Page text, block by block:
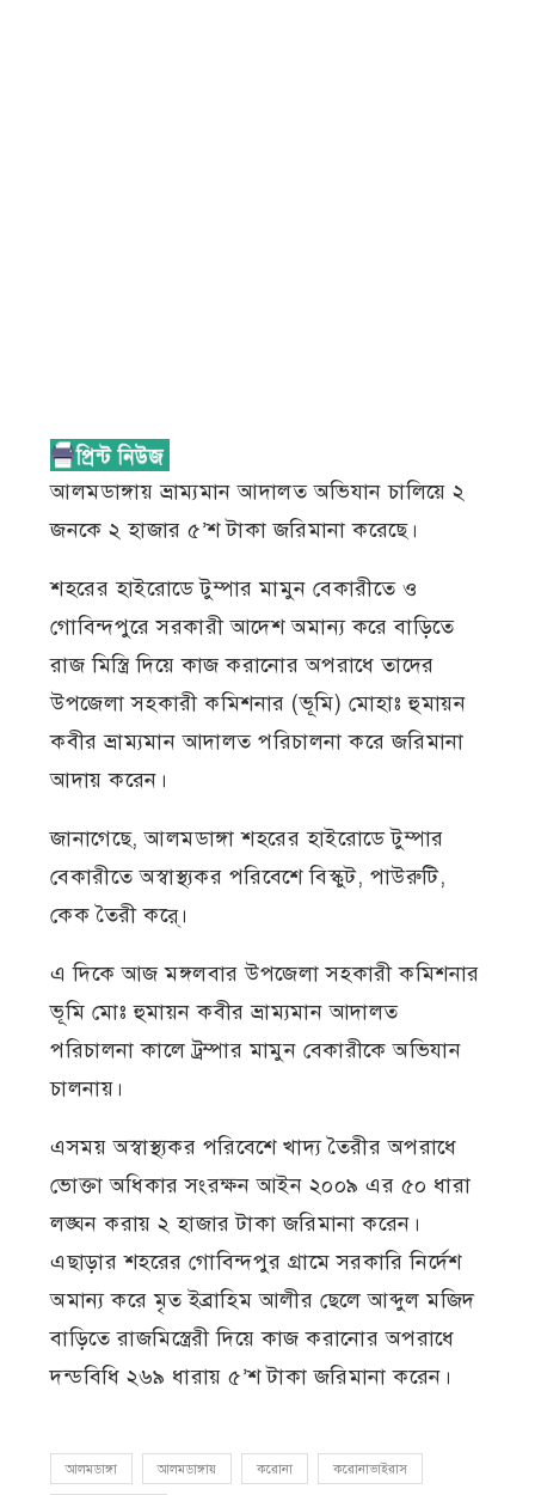
আলমডাঙ্গায় ভ্রাম্যমান আদালত অভিযান চালিয়ে ২
জনকে ২ হাজার ৫’শ টাকা জরিমানা করেছে।
শহরের হাইরোডে টুম্পার মামুন বেকারীতে ও
গোবিন্দপুরে সরকারী আদেশ অমান্য করে বাড়িতে
রাজ মিস্ত্রি দিয়ে কাজ করানোর অপরাধে তাদের
উপজেলা সহকারী কমিশনার (ভূমি) মোহাঃ হুমায়ন
কবীর ভ্রাম্যমান আদালত পরিচালনা করে জরিমানা
আদায় করেন।
জানাগেছে, আলমডাঙ্গা শহরের হাইরোডে টুম্পার
বেকারীতে অস্বাস্থ্যকর পরিবেশে বিস্কুট, পাউরুটি,
কেক তৈরী করে্।
এ দিকে আজ মঙ্গলবার উপজেলা সহকারী কমিশনার
ভূমি মোঃ হুমায়ন কবীর ভ্রাম্যমান আদালত
পরিচালনা কালে ট্রম্পার মামুন বেকারীকে অভিযান
চালনায়।
এসময় অস্বাস্থ্যকর পরিবেশে খাদ্য তৈরীর অপরাধে
ভোক্তা অধিকার সংরক্ষন আইন ২০০৯ এর ৫০ ধারা
লঙ্ঘন করায় ২ হাজার টাকা জরিমানা করেন।
এছাড়ার শহরের গোবিন্দপুর গ্রামে সরকারি নির্দেশ
অমান্য করে মৃত ইব্রাহিম আলীর ছেলে আব্দুল মজিদ
বাড়িতে রাজমিস্ত্রেরী দিয়ে কাজ করানোর অপরাধে
দন্ডবিধি ২৬৯ ধারায় ৫’শ টাকা জরিমানা করেন।
আলমডাঙ্গা আলমডাঙ্গায় করোনা করোনাভাইরাস